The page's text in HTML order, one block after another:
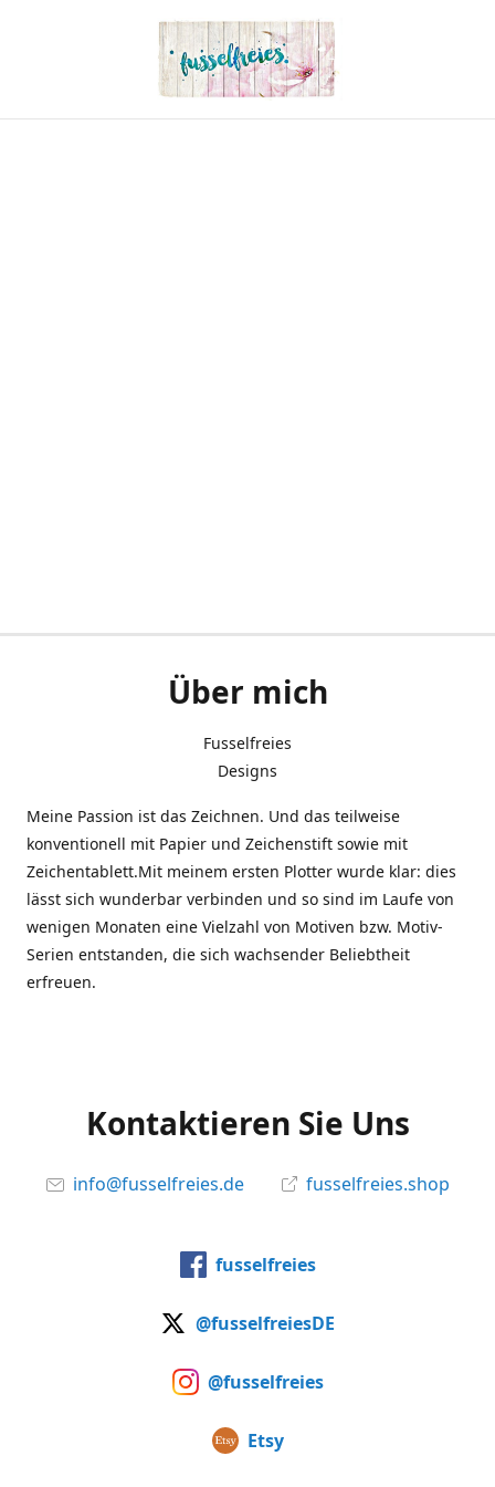
Über mich
Fusselfreies
Designs
Meine Passion ist das Zeichnen. Und das teilweise
konventionell mit Papier und Zeichenstift sowie mit
Zeichentablett.Mit meinem ersten Plotter wurde klar: dies
lässt sich wunderbar verbinden und so sind im Laufe von
wenigen Monaten eine Vielzahl von Motiven bzw. Motiv-
Serien entstanden, die sich wachsender Beliebtheit
erfreuen.
Kontaktieren Sie Uns
info@fusselfreies.de fusselfreies.shop
fusselfreies
@fusselfreiesDE
@fusselfreies
Etsy